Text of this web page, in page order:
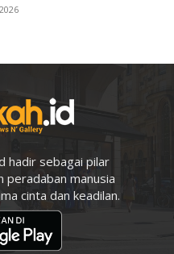
hadir sebagai pilar
peradaban manusia
cinta dan keadilan.